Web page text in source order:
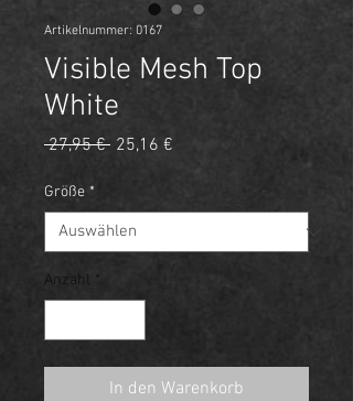
Artikelnummer: 0167
Visible Mesh Top
White
27,95 € Standardpreis
25,16 €
Größe *
Anzahl *
In den Warenkorb